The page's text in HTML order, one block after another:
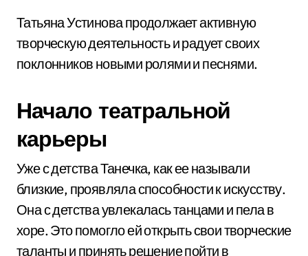
Татьяна Устинова продолжает активную
творческую деятельность и радует своих
поклонников новыми ролями и песнями.
Начало театральной
карьеры
Уже с детства Танечка, как ее называли
близкие, проявляла способности к искусству.
Она с детства увлекалась танцами и пела в
хоре. Это помогло ей открыть свои творческие
таланты и принять решение пойти в